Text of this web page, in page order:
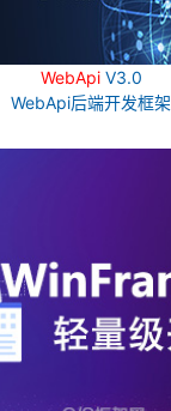
WebApiV3.0
WebApi后端开发框架